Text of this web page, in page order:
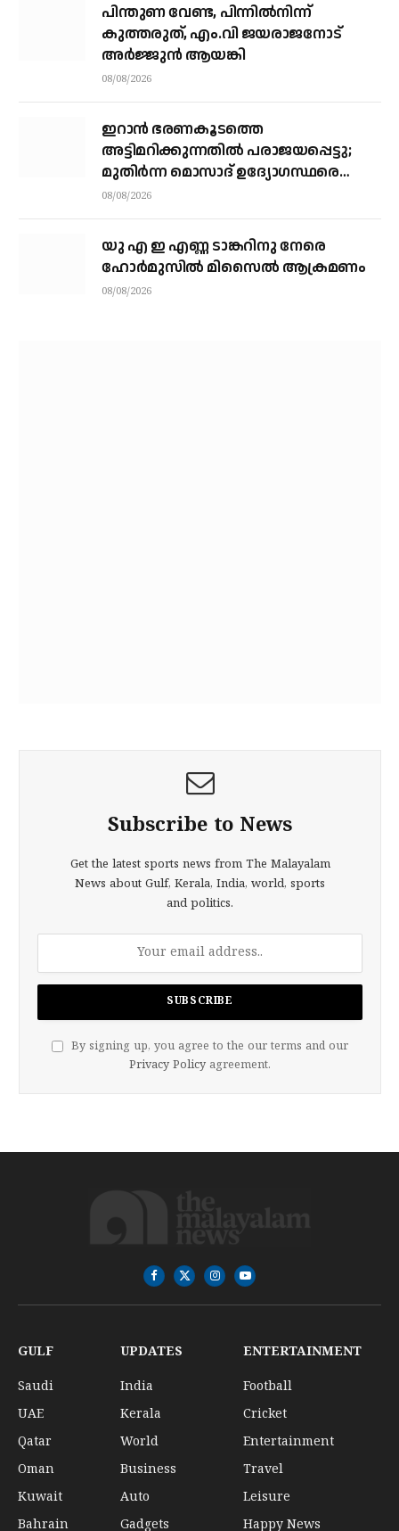
പിന്തുണ വേണ്ട, പിന്നിൽനിന്ന്
കുത്തരുത്, എം.വി ജയരാജനോട്
അർജ്ജുൻ ആയങ്കി
08/08/2026
ഇറാന്‍ ഭരണകൂടത്തെ
അട്ടിമറിക്കുന്നതില്‍ പരാജയപ്പെട്ടു;
മുതിര്‍ന്ന മൊസാദ് ഉദ്യോഗസ്ഥരെ
പിരിച്ചുവിട്ടു
08/08/2026
യു എ ഇ എണ്ണ ടാങ്കറിനു നേരെ
ഹോര്‍മുസില്‍ മിസൈല്‍ ആക്രമണം
08/08/2026
Subscribe to News
Get the latest sports news from The Malayalam
News about Gulf, Kerala, India, world, sports
and politics.
By signing up, you agree to the our terms and our
Privacy Policy agreement.
Facebook
X
(Twitter)
InstagramYouTube
GULF
Saudi
UAE
Qatar
Oman
Kuwait
Bahrain
UPDATES
India
Kerala
World
Business
Auto
Gadgets
ENTERTAINMENT
Football
Cricket
Entertainment
Travel
Leisure
Happy News